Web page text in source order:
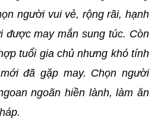
người vui vẻ, rộng rãi, hạnh
được may mắn sung túc. Còn
tuổi gia chủ nhưng khó tính
đã gặp may. Chọn người
ngoãn hiền lành, làm ăn